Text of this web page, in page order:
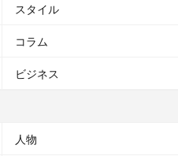
スタイル
コラム
ビジネス
人物